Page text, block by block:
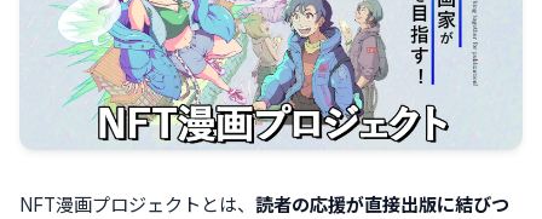
NFT漫画プロジェクトとは、 読者の応援が直接出版に結びつ